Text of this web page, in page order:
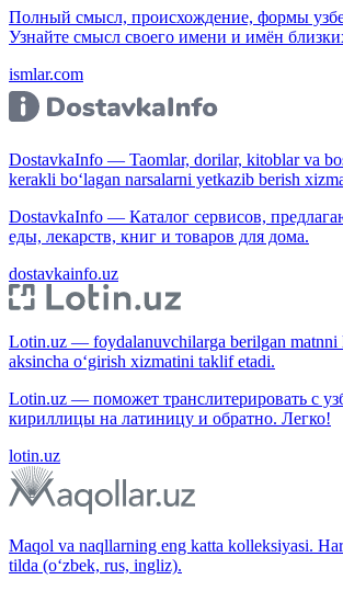
Полный смысл, происхождение, формы
Узнайте смысл своего имени и имён
ismlar.com
DostavkaInfo — Taomlar, dorilar, kitoblar va
kerakli bo‘lagan narsalarni yetkazib berish
DostavkaInfo — Каталог сервисов,
еды, лекарств, книг и товаров для дома.
dostavkainfo.uz
Lotin.uz — foydalanuvchilarga berilgan matnni
aksincha o‘girish xizmatini taklif etadi.
Lotin.uz — поможет транслитерировать с
кириллицы на латиницу и обратно. Легко!
lotin.uz
Maqol va naqllarning eng katta kolleksiyasi.
tilda (o‘zbek, rus, ingliz).